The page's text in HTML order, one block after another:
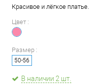
Красивое и лёгкое платье.
Цвет :
Размер :
50-56
В наличии 2 шт.